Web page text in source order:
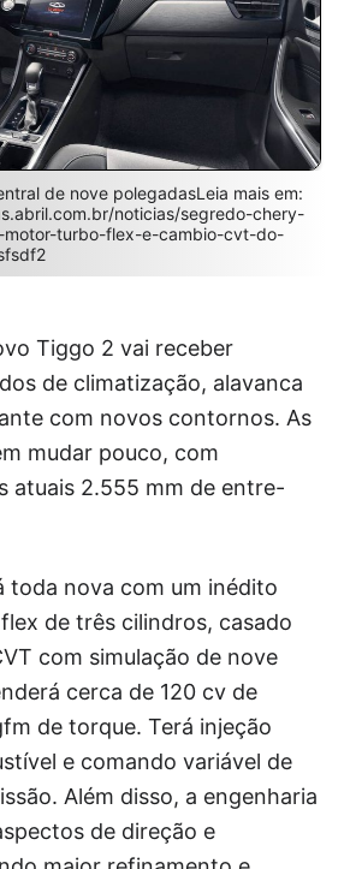
de nove polegadasLeia mais em:
noticias/segredo-chery-
turbo-flex-e-cambio-cvt-do-
Tiggo 2 vai receber
de climatização, alavanca
com novos contornos. As
mudar pouco, com
atuais 2.555 mm de entre-
toda nova com um inédito
de três cilindros, casado
com simulação de nove
cerca de 120 cv de
de torque. Terá injeção
e comando variável de
Além disso, a engenharia
de direção e